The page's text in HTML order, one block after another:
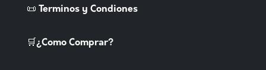
📜 Terminos y Condiones
🛒¿Como Comprar?